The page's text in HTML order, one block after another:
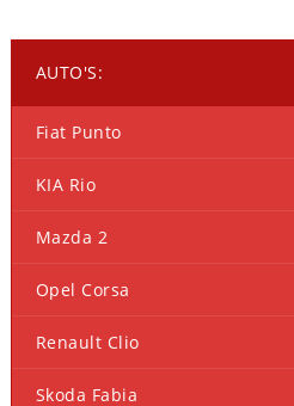
AUTO'S:
Fiat Punto
KIA Rio
Mazda 2
Opel Corsa
Renault Clio
Skoda Fabia